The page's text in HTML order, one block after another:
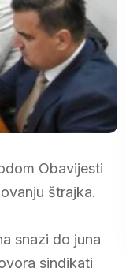
Obavijesti
štrajka.
snazi do juna
sindikati